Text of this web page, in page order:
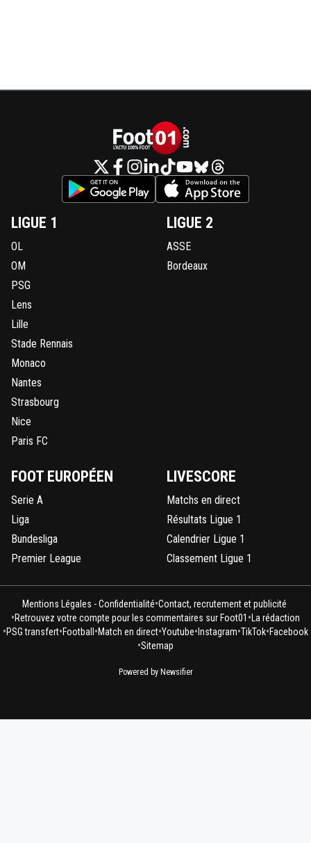
LIGUE 1
OL
OM
PSG
Lens
Lille
Stade Rennais
Monaco
Nantes
Strasbourg
Nice
Paris FC
LIGUE 2
ASSE
Bordeaux
FOOT EUROPÉEN
Serie A
Liga
Bundesliga
Premier League
LIVESCORE
Matchs en direct
Résultats Ligue 1
Calendrier Ligue 1
Classement Ligue 1
Mentions Légales - Confidentialité•Contact, recrutement et publicité
•Retrouvez votre compte pour les commentaires sur Foot01 • La rédaction
•PSG transfert•Football •Match en direct•Youtube• Instagram•TikTok•Facebook
•Sitemap
Powered by Newsifier